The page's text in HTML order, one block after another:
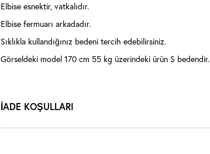
Elbise esnektir, vatkalıdır.
Elbise fermuarı arkadadır.
Sıklıkla kullandığınız bedeni tercih edebilirsiniz.
Görseldeki model 170 cm 55 kg üzerindeki ürün S bedendir.
İADE KOŞULLARI